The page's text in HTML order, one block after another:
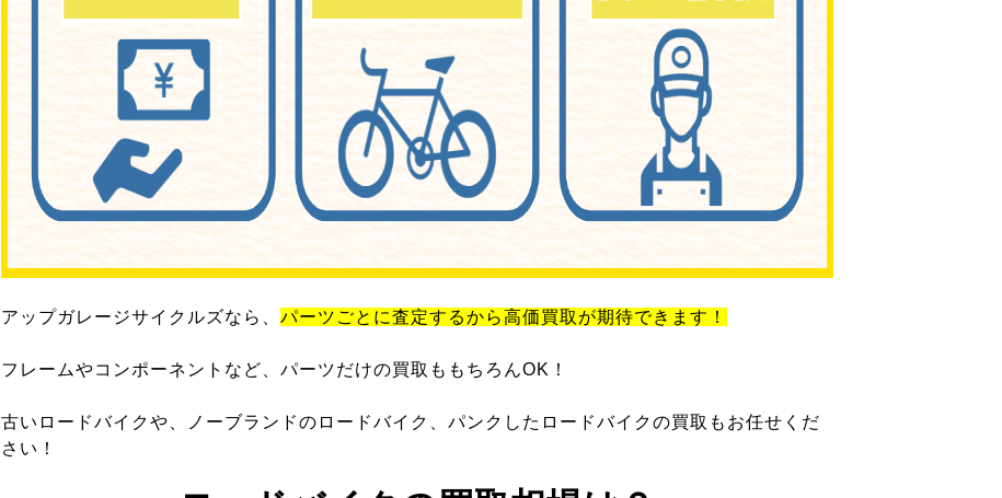
アップガレージサイクルズなら、 パーツごとに査定するから高価買取が期待できます！
フレームやコンポーネントなど、パーツだけの買取ももちろんOK！
古いロードバイクや、ノーブランドのロードバイク、パンクしたロードバイクの買取もお任せくだ
さい！